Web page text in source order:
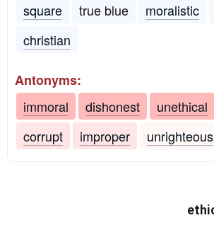
square
true blue moralistic
christian
Antonyms:
immoral
dishonest unethical
corrupt
improper unrighteous